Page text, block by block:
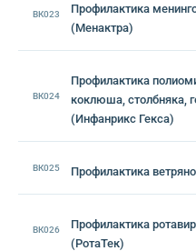
ВК023
Профилактика
(Менактра)
ВК024
Профилактика
коклюша, столбняка,
(Инфанрикс Гекса)
ВК025 Профилактика
ВК026
Профилактика
(РотаТек)